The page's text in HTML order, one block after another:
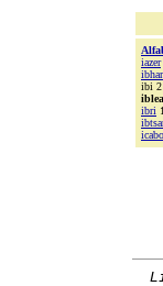
iazer
ibhar
ibi 2
ibri 1